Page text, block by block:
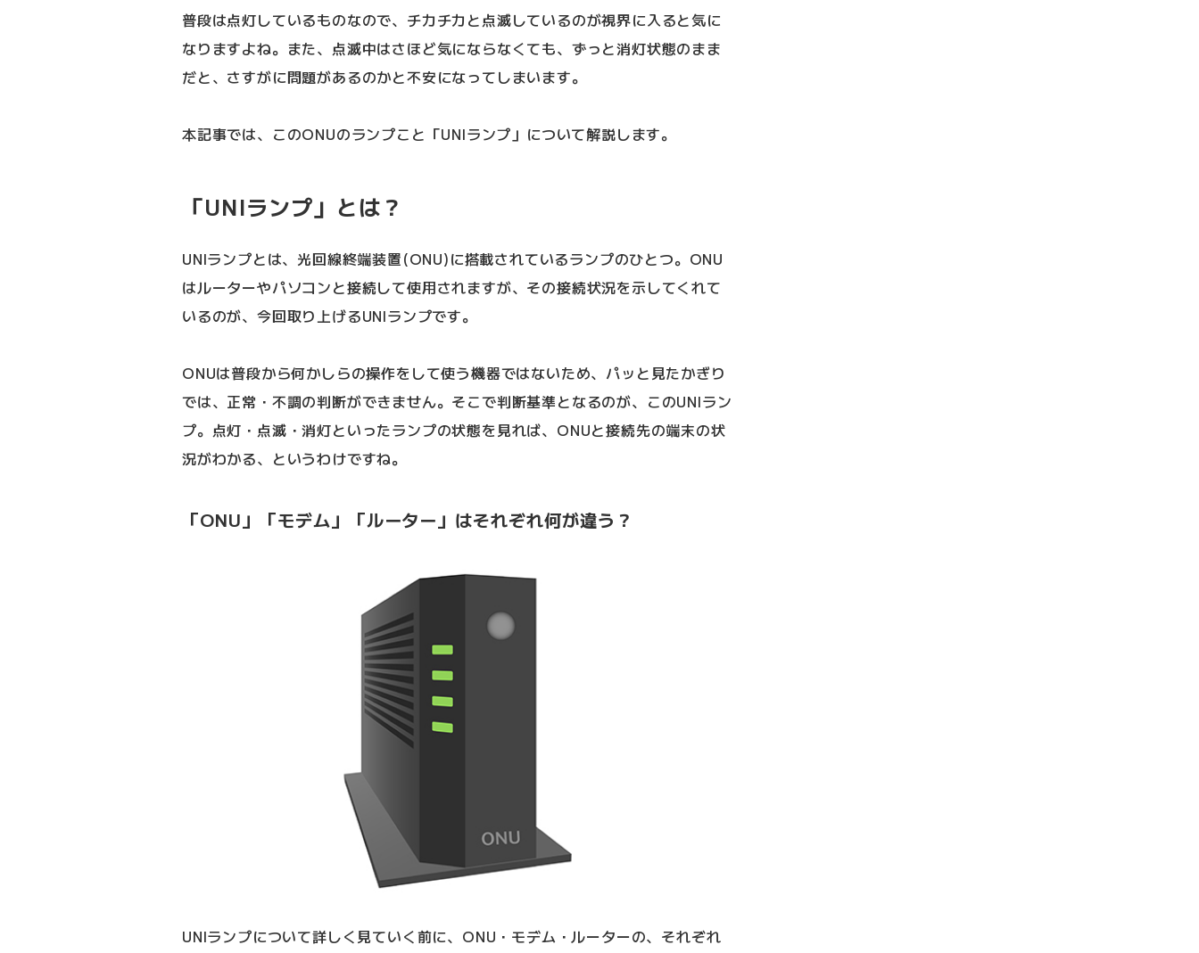
普段は点灯しているものなので、チカチカと点滅しているのが視界に入ると気に
なりますよね。また、点滅中はさほど気にならなくても、ずっと消灯状態のまま
だと、さすがに問題があるのかと不安になってしまいます。
本記事では、このONUのランプこと「UNIランプ」について解説します。
「UNIランプ」とは？
UNIランプとは、光回線終端装置(ONU)に搭載されているランプのひとつ。ONU
はルーターやパソコンと接続して使用されますが、その接続状況を示してくれて
いるのが、今回取り上げるUNIランプです。
ONUは普段から何かしらの操作をして使う機器ではないため、パッと見たかぎり
では、正常・不調の判断ができません。そこで判断基準となるのが、このUNIラン
プ。点灯・点滅・消灯といったランプの状態を見れば、ONUと接続先の端末の状
況がわかる、というわけですね。
「ONU」「モデム」「ルーター」はそれぞれ何が違う？
UNIランプについて詳しく見ていく前に、ONU・モデム・ルーターの、それぞれ